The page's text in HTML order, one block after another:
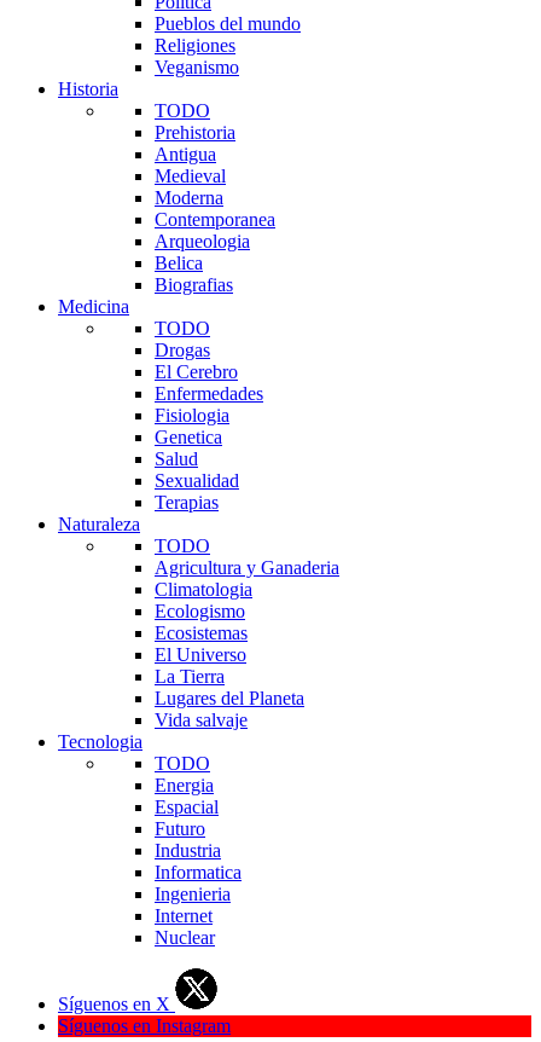
Pueblos del mundo
Religiones
Veganismo
Historia
TODO
Prehistoria
Antigua
Medieval
Moderna
Contemporanea
Arqueologia
Belica
Biografias
Medicina
TODO
Drogas
El Cerebro
Enfermedades
Fisiologia
Genetica
Salud
Sexualidad
Terapias
Naturaleza
TODO
Agricultura y Ganaderia
Climatologia
Ecologismo
Ecosistemas
El Universo
La Tierra
Lugares del Planeta
Vida salvaje
Tecnologia
TODO
Energia
Espacial
Futuro
Industria
Informatica
Ingenieria
Internet
Nuclear
Síguenos en X
Síguenos en Instagram